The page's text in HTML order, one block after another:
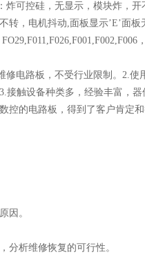
控硅，无显示，模块炸，开
，电机抖动,面板显示’E’面
电路板，不受行业限制。2.使
触设备种类多，经验丰富，
控的电路板，得到了客户肯定和
因。
析维修恢复的可行性。